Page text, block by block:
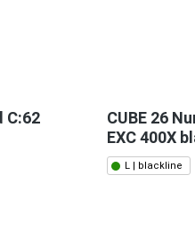
C:62
CUBE 26
EXC 400X
L | blackline